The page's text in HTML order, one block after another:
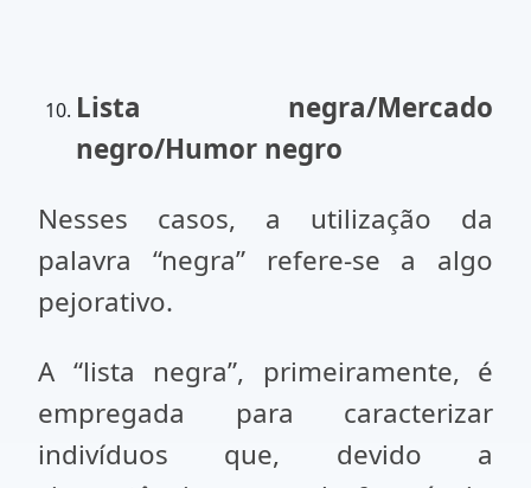
Lista negra/Mercado
negro/Humor negro
Nesses casos, a utilização da
palavra “negra” refere-se a algo
pejorativo.
A “lista negra”, primeiramente, é
empregada para caracterizar
indivíduos que, devido a